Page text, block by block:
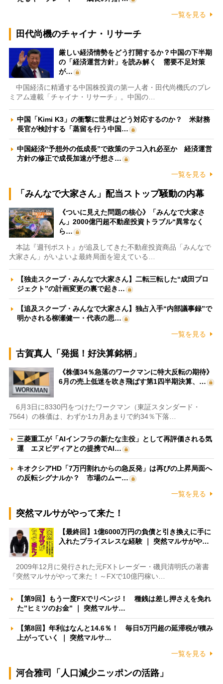
一覧を見る
田代尚機のチャイナ・リサーチ
厳しい経済情勢をどう打開するか？中国の下半期
の「経済運営方針」を読み解く 需要不足対策
が…
中国経済に精通する中国株投資の第一人者・田代尚機氏のプレ
ミアム連載「チャイナ・リサーチ」。中国の…
中国「Kimi K3」の衝撃に世界はどう対応するのか？ 米財務
長官が検討する「蒸留を行う中国…
中国経済“予想外の低成長”で政策のテコ入れ必至か 経済運営
方針の修正で成長加速が予想さ…
一覧を見る
「みんなで大家さん」配当ストップ騒動の内幕
《ついに見えた問題の核心》「みんなで大家さ
ん」2000億円超不動産投資トラブル“異常なく
ら…
本誌『週刊ポスト』が追及してきた不動産投資商品「みんなで
大家さん」がいよいよ最終局面を迎えている…
【独走スクープ・みんなで大家さん】二転三転した“成田プロ
ジェクト”の計画変更の裏で起き…
【追及スクープ・みんなで大家さん】独占入手“内部議事録”で
明かされる柳瀬健一・代表の思…
一覧を見る
古賀真人「発掘！好決算銘柄」
《株価34％急落のワークマンに特大反転の期待》
6月の売上低迷を吹き飛ばす第1四半期決算、…
6月3日に8330円をつけたワークマン（東証スタンダード・
7564）の株価は、わずか1カ月あまりで約34％下落…
三菱重工が「AIインフラの新たな主役」として再評価される気
運 エヌビディアとの提携でAI…
キオクシアHD「7万円割れからの急反発」は再びの上昇局面へ
の反転シグナルか？ 市場のムー…
一覧を見る
突然マルサがやって来た！
【最終回】1億6000万円の負債と引き換えに手に
入れたプライスレスな経験 ｜ 突然マルサがや…
2009年12月に発行された元FXトレーダー・磯貝清明氏の著書
『突然マルサがやって来た！～FXで10億円稼い…
【第9回】もう一度FXでリベンジ！ 種銭は差し押さえを免れ
た”ヒミツのお金” ｜ 突然マルサ…
【第8回】年利はなんと14.6％！ 毎日5万円超の延滞税が積み
上がっていく ｜ 突然マルサ…
一覧を見る
河合雅司「人口減少ニッポンの活路」